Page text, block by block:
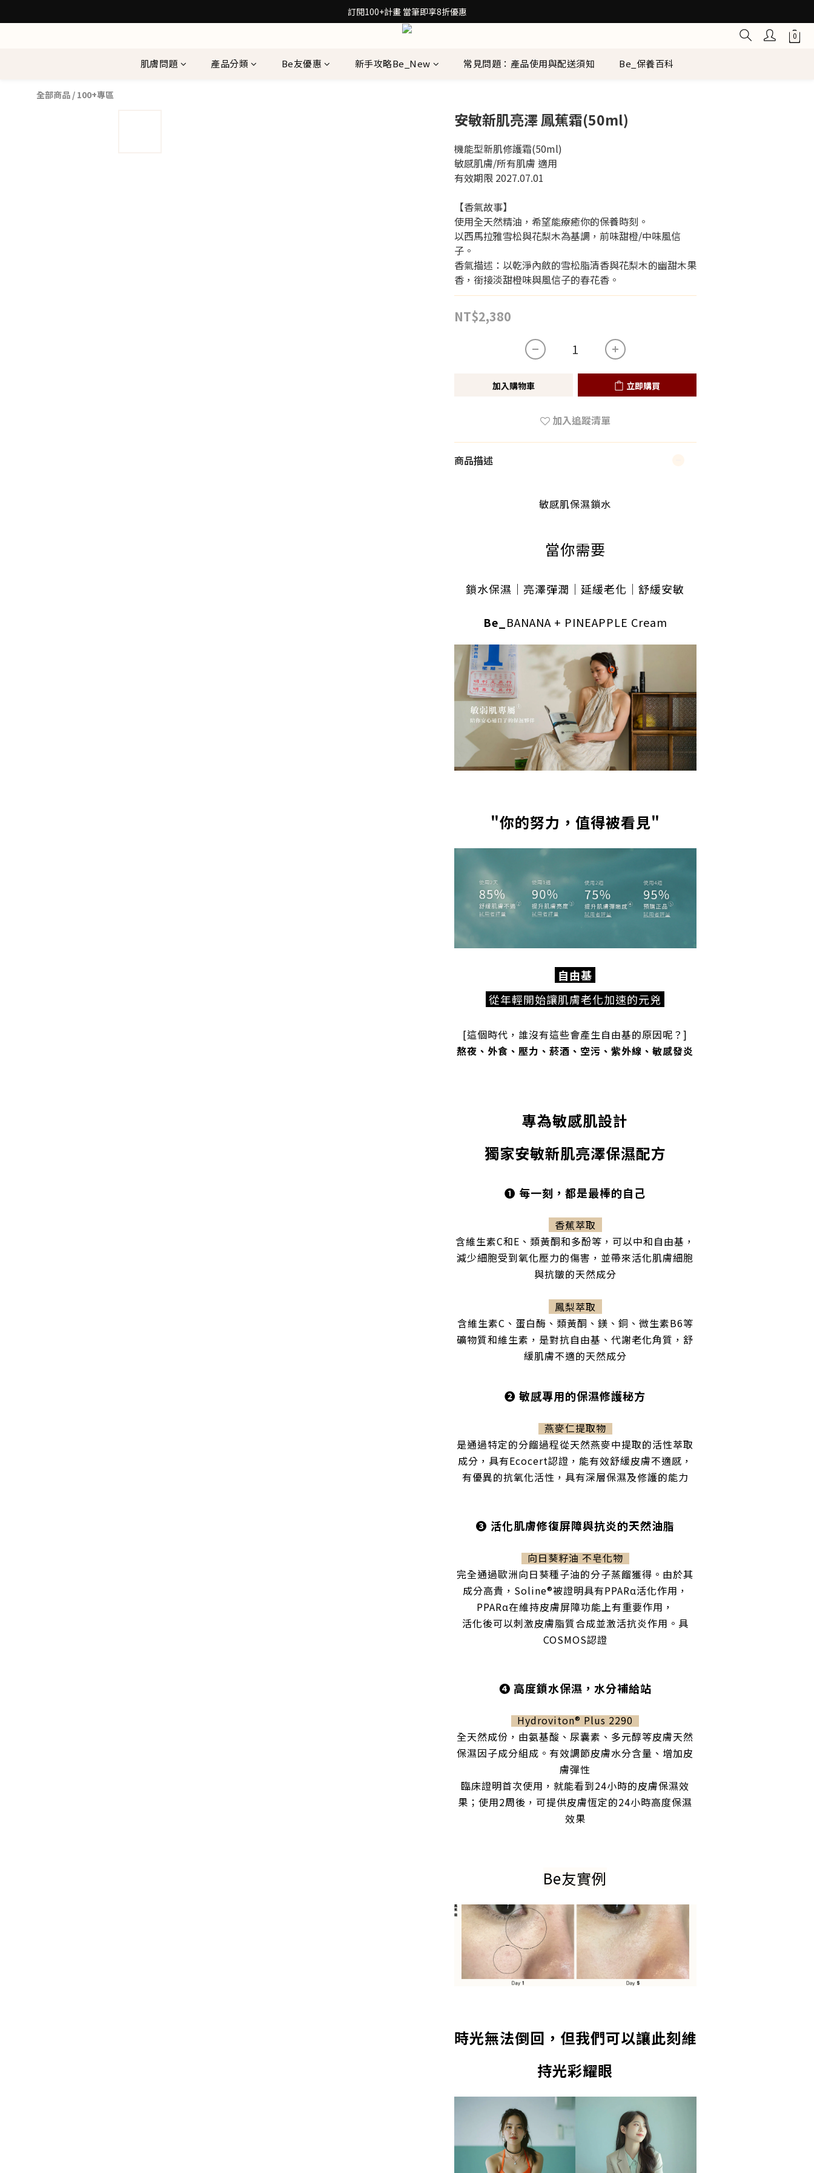
30秒檢測膚質！再拿保養配方箋7折券
訂閱100+計畫 當筆即享8折優惠
30秒檢測膚質！再拿保養配方箋7折券
肌膚問題 產品分類 Be友優惠 新手攻略Be_New 常見問題：產品使用與配送須知 Be_保養百科
全部商品 / 100+專區
安敏新肌亮澤 鳳蕉霜(50ml)
機能型新肌修護霜(50ml)
敏感肌膚/所有肌膚 適用
有效期限 2027.07.01
【香氣故事】
使用全天然精油，希望能療癒你的保養時刻。
以西馬拉雅雪松與花梨木為基調，前味甜橙/中味風信
子。
香氣描述：以乾淨內斂的雪松脂清香與花梨木的幽甜木果
香，銜接淡甜橙味與風信子的春花香。
NT$2,380
加入購物車 立即購買
加入追蹤清單
商品描述
敏感肌保濕鎖水
當你需要
鎖水保濕｜亮澤彈潤｜延緩老化｜舒緩安敏
Be_ BANANA + PINEAPPLE Cream
"你的努力，值得被看見"
自由基
從年輕開始讓肌膚老化加速的元兇
[這個時代，誰沒有這些會產生自由基的原因呢？]
熬夜、外食、壓力、菸酒、空污、紫外線、敏感發炎
專為敏感肌設計
獨家安敏新肌亮澤保濕配方
❶ 每一刻，都是最棒的自己
香蕉萃取
含維生素C和E、類黃酮和多酚等，可以中和自由基，
減少細胞受到氧化壓力的傷害，並帶來活化肌膚細胞
與抗皺的天然成分
鳳梨萃取
含維生素C、蛋白酶、類黃酮、鎂、銅、微生素B6等
礦物質和維生素，是對抗自由基、代謝老化角質，舒
緩肌膚不適的天然成分
❷ 敏感專用的保濕修護秘方
燕麥仁提取物
是通過特定的分餾過程從天然燕麥中提取的活性萃取
成分，具有Ecocert認證，能有效舒緩皮膚不適感，
有優異的抗氧化活性，具有深層保濕及修護的能力
❸ 活化肌膚修復屏障與抗炎的天然油脂
向日葵籽油 不皂化物
完全通過歐洲向日葵種子油的分子蒸餾獲得。由於其
成分高貴，Soline®被證明具有PPARα活化作用，
PPARα在維持皮膚屏障功能上有重要作用，
活化後可以刺激皮膚脂質合成並激活抗炎作用。具
COSMOS認證
❹ 高度鎖水保濕，水分補給站
Hydroviton® Plus 2290
全天然成份，由氨基酸、尿囊素、多元醇等皮膚天然
保濕因子成分組成。有效調節皮膚水分含量、增加皮
膚彈性
臨床證明首次使用，就能看到24小時的皮膚保濕效
果；使用2周後，可提供皮膚恆定的24小時高度保濕
效果
Be友實例
時光無法倒回，但我們可以讓此刻維
持光彩耀眼